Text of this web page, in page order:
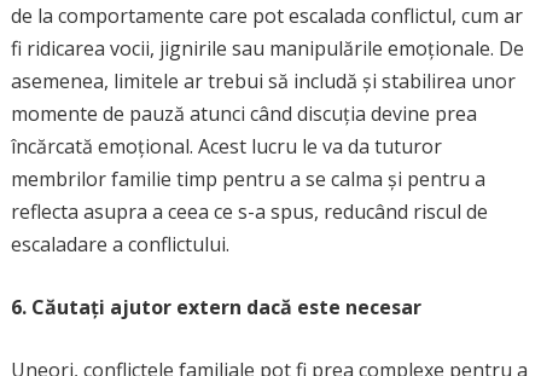
de la comportamente care pot escalada conflictul, cum ar
fi ridicarea vocii, jignirile sau manipulările emoționale. De
asemenea, limitele ar trebui să includă și stabilirea unor
momente de pauză atunci când discuția devine prea
încărcată emoțional. Acest lucru le va da tuturor
membrilor familie timp pentru a se calma și pentru a
reflecta asupra a ceea ce s-a spus, reducând riscul de
escaladare a conflictului.
6. Căutați ajutor extern dacă este necesar
Uneori, conflictele familiale pot fi prea complexe pentru a